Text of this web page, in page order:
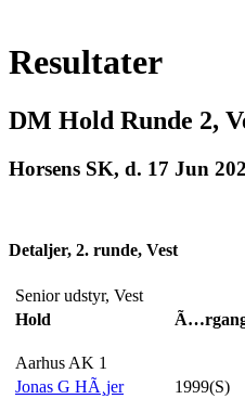
Resultater
DM Hold Runde 2,
Horsens SK, d. 17 Jun
Detaljer, 2. runde, Vest
Senior udstyr, Vest
Hold
Aarhus AK 1
Jonas G HÃ¸jer
1999(S)